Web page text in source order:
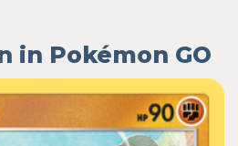
in Pokémon GO